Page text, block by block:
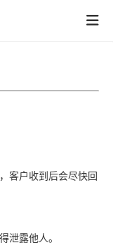
客户收到后会尽快回
泄露他人。